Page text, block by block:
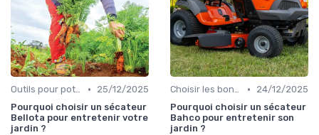
Outils pour potagers •
25/12/2025
Pourquoi choisir un sécateur
Bellota pour entretenir votre
jardin ?
Choisir les bons outils •
24/12/2025
Pourquoi choisir un sécateur
Bahco pour entretenir son
jardin ?